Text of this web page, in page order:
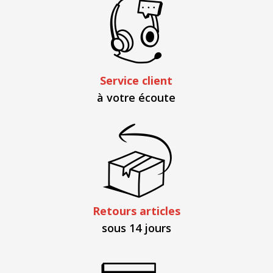
Service client
à votre écoute
Retours articles
sous 14 jours